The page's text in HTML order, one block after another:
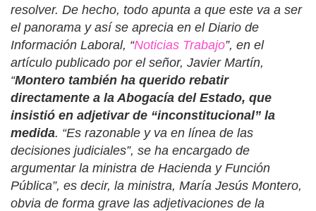
resolver. De hecho, todo apunta a que este va a ser
el panorama y así se aprecia en el Diario de
Información Laboral, “Noticias Trabajo”, en el
artículo publicado por el señor, Javier Martín,
“Montero también ha querido rebatir
directamente a la Abogacía del Estado, que
insistió en adjetivar de “inconstitucional” la
medida. “Es razonable y va en línea de las
decisiones judiciales”, se ha encargado de
argumentar la ministra de Hacienda y Función
Pública”, es decir, la ministra, María Jesús Montero,
obvia de forma grave las adjetivaciones de la